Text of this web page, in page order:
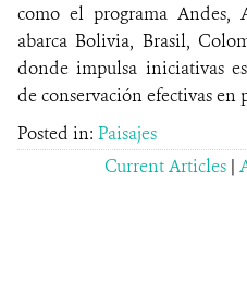
como el programa Andes,
abarca Bolivia, Brasil,
donde impulsa iniciativas
de conservación efectivas en
Posted in: Paisajes
Current Articles |